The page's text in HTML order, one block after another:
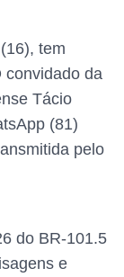
tem
convidado da
Tácio
(81)
pelo
do BR-101.5
e